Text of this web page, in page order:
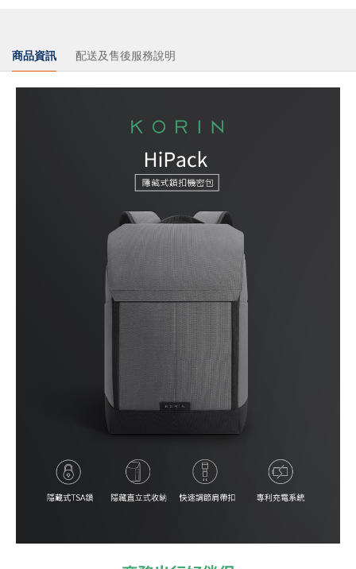
商品資訊 配送及售後服務說明